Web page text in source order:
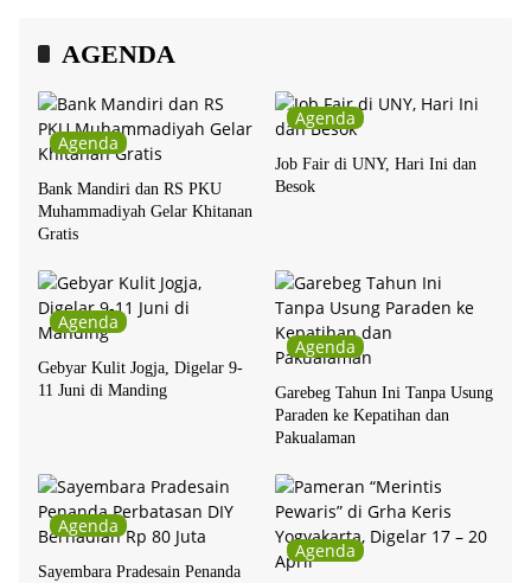
AGENDA
Agenda
Bank Mandiri dan RS PKU
Muhammadiyah Gelar Khitanan
Gratis
Agenda
Job Fair di UNY, Hari Ini dan
Besok
Agenda
Gebyar Kulit Jogja, Digelar 9-
11 Juni di Manding
Agenda
Garebeg Tahun Ini Tanpa Usung
Paraden ke Kepatihan dan
Pakualaman
Agenda
Sayembara Pradesain Penanda
Agenda